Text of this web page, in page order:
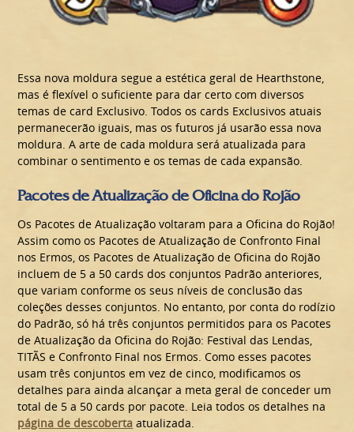
Essa nova moldura segue a estética geral de Hearthstone,
mas é flexível o suficiente para dar certo com diversos
temas de card Exclusivo. Todos os cards Exclusivos atuais
permanecerão iguais, mas os futuros já usarão essa nova
moldura. A arte de cada moldura será atualizada para
combinar o sentimento e os temas de cada expansão.
Pacotes de Atualização de Oficina do Rojão
Os Pacotes de Atualização voltaram para a Oficina do Rojão!
Assim como os Pacotes de Atualização de Confronto Final
nos Ermos, os Pacotes de Atualização de Oficina do Rojão
incluem de 5 a 50 cards dos conjuntos Padrão anteriores,
que variam conforme os seus níveis de conclusão das
coleções desses conjuntos. No entanto, por conta do rodízio
do Padrão, só há três conjuntos permitidos para os Pacotes
de Atualização da Oficina do Rojão: Festival das Lendas,
TITÃS e Confronto Final nos Ermos. Como esses pacotes
usam três conjuntos em vez de cinco, modificamos os
detalhes para ainda alcançar a meta geral de conceder um
total de 5 a 50 cards por pacote. Leia todos os detalhes na
página de descoberta atualizada.